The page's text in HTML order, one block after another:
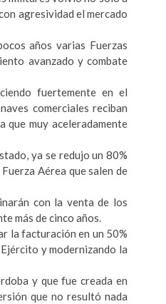
agresividad el mercado
años varias Fuerzas
avanzado y combate
fuertemente en el
comerciales reciban
que muy aceleradamente
ya se redujo un 80%
Aérea que salen de
con la venta de los
más de cinco años.
la facturación en un 50%
y modernizando la
y que fue creada en
que no resultó nada